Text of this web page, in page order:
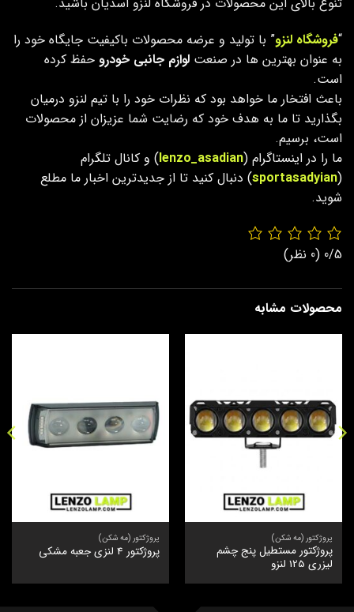
“فروشگاه لنزو” با تولید و عرضه محصولات باکیفیت جایگاه خود را
به عنوان بهترین ها در صنعت لوازم جانبی خودرو حفظ کرده
است.
باعث افتخار ما خواهد بود که نظرات خود را با تیم لنزو درمیان
بگذارید تا ما به هدف خود که رضایت شما عزیزان از محصولات
است، برسیم.
ما را در اینستاگرام (lenzo_asadian) و کانال تلگرام
(
sportasadyian) دنبال کنید تا از جدیدترین اخبار ما مطلع
شوید.
0/5 (0 نظر)
محصولات مشابه
پروژکتور (مه شکن)
پروژکتور مستطیل پنج چشم
لیزری 125 لنزو
پروژکتور (مه شکن)
پروژکتور 4 لنزی جعبه مشکی